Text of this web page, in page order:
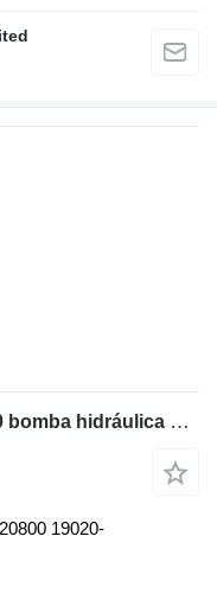
Nachi PVD-1B-32BP 19020-16100 bomba hidráulica para Takeuchi TB135 TB138FR miniexcavadora
19020-